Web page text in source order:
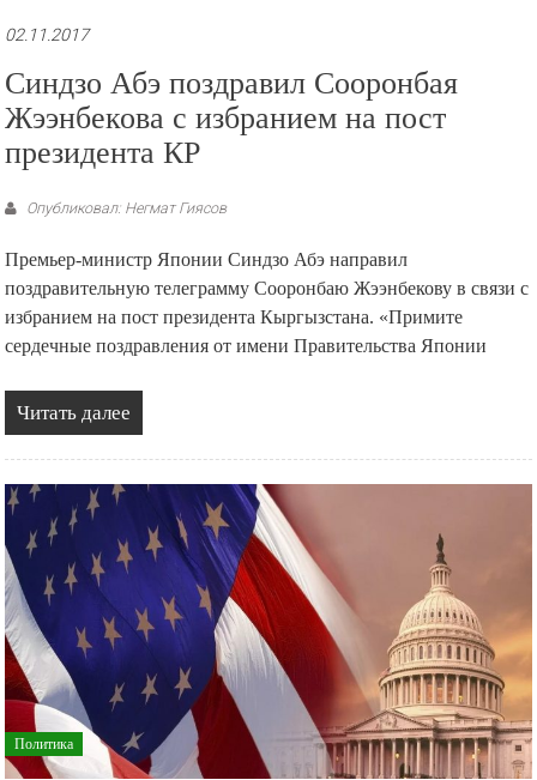
02.11.2017
Синдзо Абэ поздравил Сооронбая
Жээнбекова с избранием на пост
президента КР
Опубликовал: Негмат Гиясов
Премьер-министр Японии Синдзо Абэ направил
поздравительную телеграмму Сооронбаю Жээнбекову в связи с
избранием на пост президента Кыргызстана. «Примите
сердечные поздравления от имени Правительства Японии
Читать далее
Политика